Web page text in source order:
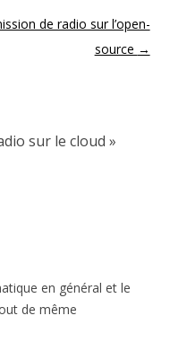
de radio sur l’open-
source →
sur le cloud »
en général et le
de même